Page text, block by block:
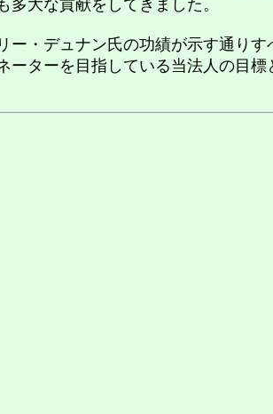
多大な貢献をしてきました。
・デュナン氏の功績が示す通り
ーターを目指している当法人の目